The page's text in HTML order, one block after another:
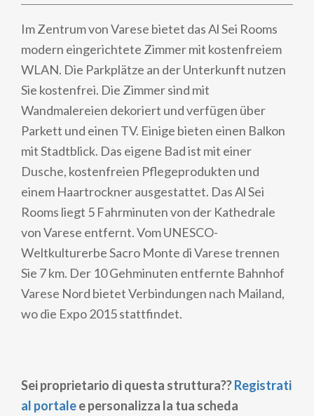
Im Zentrum von Varese bietet das Al Sei Rooms
modern eingerichtete Zimmer mit kostenfreiem
WLAN. Die Parkplätze an der Unterkunft nutzen
Sie kostenfrei. Die Zimmer sind mit
Wandmalereien dekoriert und verfügen über
Parkett und einen TV. Einige bieten einen Balkon
mit Stadtblick. Das eigene Bad ist mit einer
Dusche, kostenfreien Pflegeprodukten und
einem Haartrockner ausgestattet. Das Al Sei
Rooms liegt 5 Fahrminuten von der Kathedrale
von Varese entfernt. Vom UNESCO-
Weltkulturerbe Sacro Monte di Varese trennen
Sie 7 km. Der 10 Gehminuten entfernte Bahnhof
Varese Nord bietet Verbindungen nach Mailand,
wo die Expo 2015 stattfindet.
Sei proprietario di questa struttura??Registrati
al portalee personalizza la tua scheda